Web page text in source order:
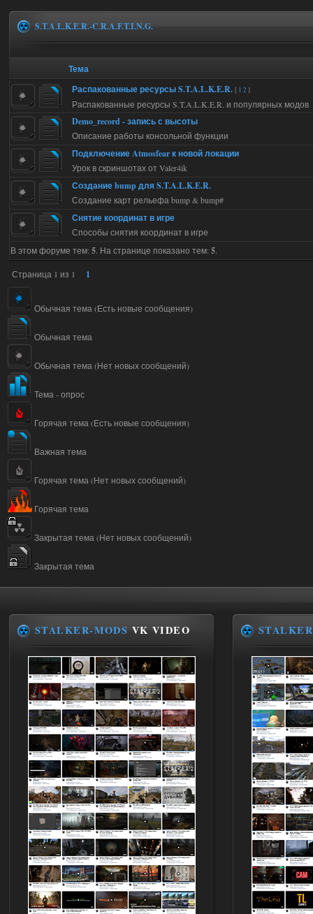
S.T.A.L.K.E.R.-C.R.A.F.T.I.N.G.
Тема
Распакованные ресурсы S.T.A.L.K.E.R. [ 1 2 ]
Распакованные ресурсы S.T.A.L.K.E.R. и популярных модов
Demo_record - запись с высоты
Описание работы консольной функции
Подключение Atmosfear к новой локации
Урок в скриншотах от Valer4ik
Создание bump для S.T.A.L.K.E.R.
Создание карт рельефа bump & bump#
Снятие координат в игре
Способы снятия координат в игре
В этом форуме тем: 5. На странице показано тем: 5.
Страница 1 из 1 1
Обычная тема (Есть новые сообщения)
Обычная тема
Обычная тема (Нет новых сообщений)
Тема - опрос
Горячая тема (Есть новые сообщения)
Важная тема
Горячая тема (Нет новых сообщений)
Горячая тема
Закрытая тема (Нет новых сообщений)
Закрытая тема
STALKER-MODS VK VIDEO